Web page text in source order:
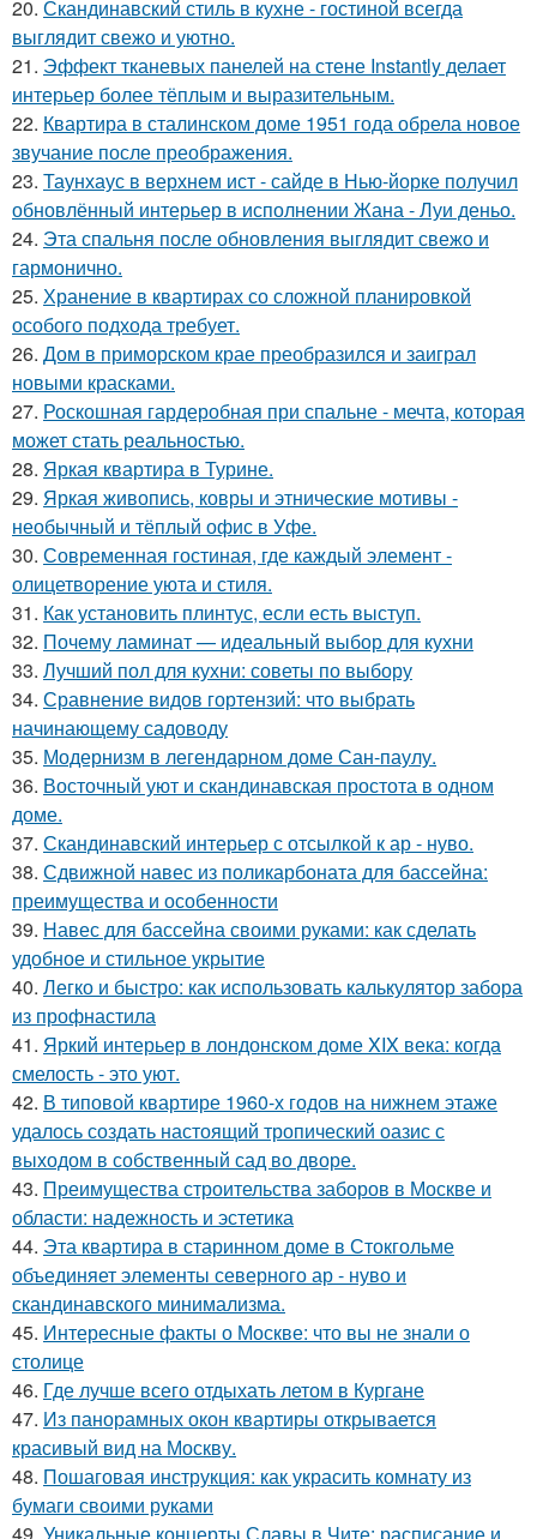
20. Скандинавский стиль в кухне - гостиной всегда
выглядит свежо и уютно.
21. Эффект тканевых панелей на стене Instantly делает
интерьер более тёплым и выразительным.
22. Квартира в сталинском доме 1951 года обрела новое
звучание после преображения.
23. Таунхаус в верхнем ист - сайде в Нью-йорке получил
обновлённый интерьер в исполнении Жана - Луи деньо.
24. Эта спальня после обновления выглядит свежо и
гармонично.
25. Хранение в квартирах со сложной планировкой
особого подхода требует.
26. Дом в приморском крае преобразился и заиграл
новыми красками.
27. Роскошная гардеробная при спальне - мечта, которая
может стать реальностью.
28. Яркая квартира в Турине.
29. Яркая живопись, ковры и этнические мотивы -
необычный и тёплый офис в Уфе.
30. Современная гостиная, где каждый элемент -
олицетворение уюта и стиля.
31. Как установить плинтус, если есть выступ.
32. Почему ламинат — идеальный выбор для кухни
33. Лучший пол для кухни: советы по выбору
34. Сравнение видов гортензий: что выбрать
начинающему садоводу
35. Модернизм в легендарном доме Сан-паулу.
36. Восточный уют и скандинавская простота в одном
доме.
37. Скандинавский интерьер с отсылкой к ар - нуво.
38. Сдвижной навес из поликарбоната для бассейна:
преимущества и особенности
39. Навес для бассейна своими руками: как сделать
удобное и стильное укрытие
40. Легко и быстро: как использовать калькулятор забора
из профнастила
41. Яркий интерьер в лондонском доме XIX века: когда
смелость - это уют.
42. В типовой квартире 1960-х годов на нижнем этаже
удалось создать настоящий тропический оазис с
выходом в собственный сад во дворе.
43. Преимущества строительства заборов в Москве и
области: надежность и эстетика
44. Эта квартира в старинном доме в Стокгольме
объединяет элементы северного ар - нуво и
скандинавского минимализма.
45. Интересные факты о Москве: что вы не знали о
столице
46. Где лучше всего отдыхать летом в Кургане
47. Из панорамных окон квартиры открывается
красивый вид на Москву.
48. Пошаговая инструкция: как украсить комнату из
бумаги своими руками